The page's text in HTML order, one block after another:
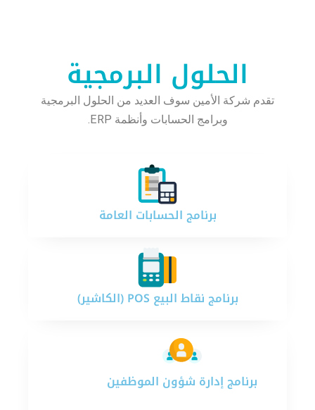
الحلول البرمجية
تقدم شركة الأمين سوف العديد من الحلول البرمجية
وبرامج الحسابات وأنظمة ERP.
برنامج الحسابات العامة​​
برنامج نقاط البيع POS (الكاشير)​​
برنامج إدارة شؤون الموظفين